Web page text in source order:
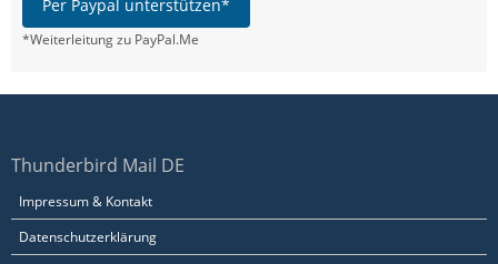
Per Paypal unterstützen*
*Weiterleitung zu PayPal.Me
Thunderbird Mail DE
Impressum & Kontakt
Datenschutzerklärung